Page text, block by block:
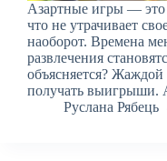
Азартные игры — это
что не утрачивает
наоборот. Времена
развлечения
объясняется?
получать выигрыши.
Руслана Рябець